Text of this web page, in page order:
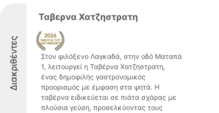
Διακριθέντες
Ταβερνα Χατζηστρατη
Στον φιλόξενο Λαγκαδά, στην οδό Ματαπά
1, λειτουργεί η Ταβέρνα Χατζηστρατη,
ένας δημοφιλής γαστρονομικός
προορισμός με έμφαση στα ψητά. Η
ταβέρνα ειδικεύεται σε πιάτα σχάρας με
πλούσια γεύση, προσελκύοντας τους